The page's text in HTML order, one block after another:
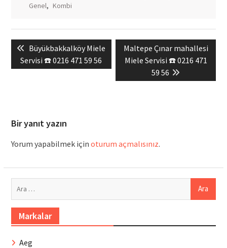
Genel, Kombi
gezinmesi
Previous
post:
Büyükbakkalköy Miele
Servisi ☎️ 0216 471 59 56
Next
post:
Maltepe Çınar mahallesi
Miele Servisi ☎️ 0216 471
59 56
Bir yanıt yazın
Yorum yapabilmek için oturum açmalısınız.
Markalar
Aeg